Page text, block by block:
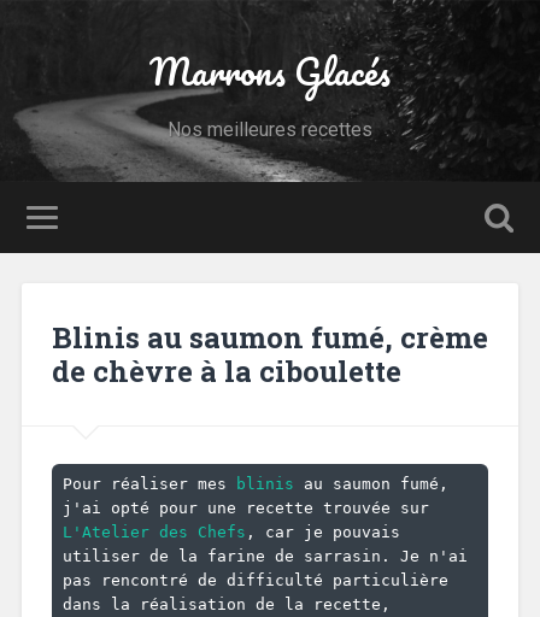
Marrons Glacés
Nos meilleures recettes
Blinis au saumon fumé, crème
de chèvre à la ciboulette
Pour réaliser mes blinis au saumon fumé,
j'ai opté pour une recette trouvée sur
L'Atelier des Chefs , car je pouvais
utiliser de la farine de sarrasin. Je n'ai
pas rencontré de difficulté particulière
dans la réalisation de la recette,